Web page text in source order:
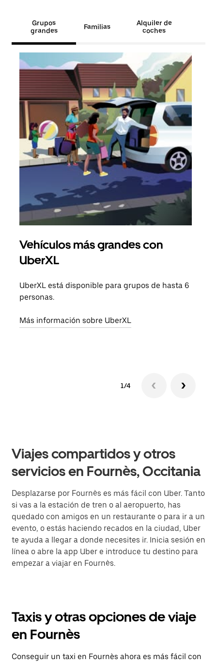
Grupos
grandes
Familias
Alquiler de
coches
Vehículos más grandes con
UberXL
UberXL está disponible para grupos de hasta 6
personas.
Más información sobre UberXL
1/4
Viajes compartidos y otros
servicios en Fournès, Occitania
Desplazarse por Fournès es más fácil con Uber. Tanto
si vas a la estación de tren o al aeropuerto, has
quedado con amigos en un restaurante o para ir a un
evento, o estás haciendo recados en la ciudad, Uber
te ayuda a llegar a donde necesites ir. Inicia sesión en
línea o abre la app Uber e introduce tu destino para
empezar a viajar en Fournès.
Taxis y otras opciones de viaje
en Fournès
Conseguir un taxi en Fournès ahora es más fácil con